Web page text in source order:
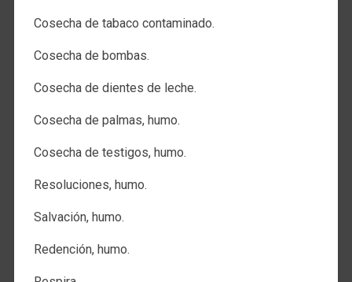
Cosecha de tabaco contaminado.
Cosecha de bombas.
Cosecha de dientes de leche.
Cosecha de palmas, humo.
Cosecha de testigos, humo.
Resoluciones, humo.
Salvación, humo.
Redención, humo.